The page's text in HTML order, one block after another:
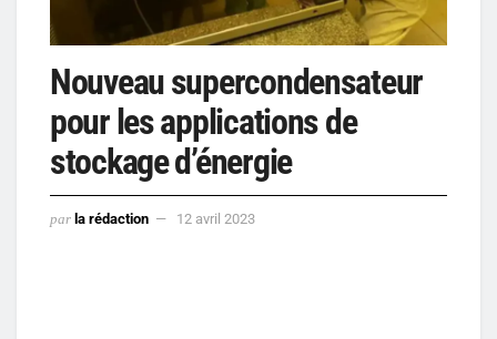
Nouveau supercondensateur
pour les applications de
stockage d’énergie
par la rédaction 12 avril 2023